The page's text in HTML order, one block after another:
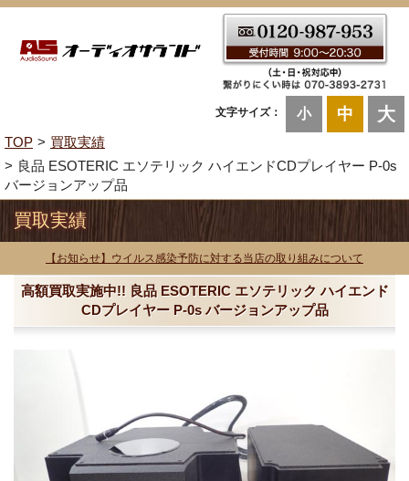
文字サイズ： 小 中 大
TOP
買取実績
良品 ESOTERIC エソテリック ハイエンドCDプレイヤー P-0s
バージョンアップ品
買取実績
【お知らせ】ウイルス感染予防に対する当店の取り組みについて
高額買取実施中!! 良品 ESOTERIC エソテリック ハイエンド
CDプレイヤー P-0s バージョンアップ品